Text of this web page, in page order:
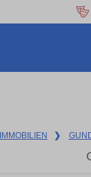
IMMOBILIEN ❯